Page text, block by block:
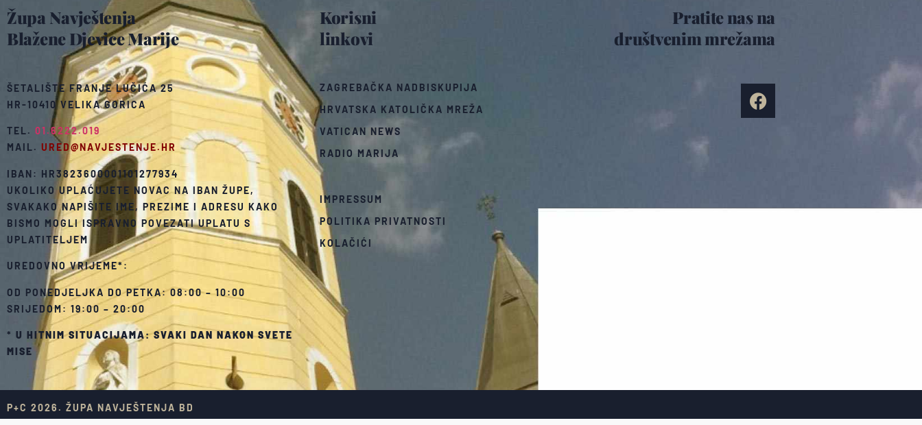
Župa Navještenja
Blažene Djevice Marije
ŠETALIŠTE FRANJE LUČIĆA 25
HR-10410 VELIKA GORICA
TEL. 01.6222.019
MAIL. URED@NAVJESTENJE.HR
IBAN: HR3823600001101277934
UKOLIKO UPLAĆUJETE NOVAC NA IBAN ŽUPE,
SVAKAKO NAPIŠITE IME, PREZIME I ADRESU KAKO
BISMO MOGLI ISPRAVNO POVEZATI UPLATU S
UPLATITELJEM
UREDOVNO VRIJEME*:
OD PONEDJELJKA DO PETKA: 08:00 – 10:00
SRIJEDOM: 19:00 – 20:00
* U HITNIM SITUACIJAMA: SVAKI DAN NAKON SVETE
MISE
Korisni
linkovi
ZAGREBAČKA NADBISKUPIJA
HRVATSKA KATOLIČKA MREŽA
VATICAN NEWS
RADIO MARIJA
IMPRESSUM
POLITIKA PRIVATNOSTI
KOLAČIĆI
Pratite nas na
društvenim mrežama
P+C 2026. ŽUPA NAVJEŠTENJA BD